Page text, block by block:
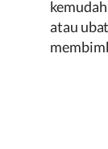
atau